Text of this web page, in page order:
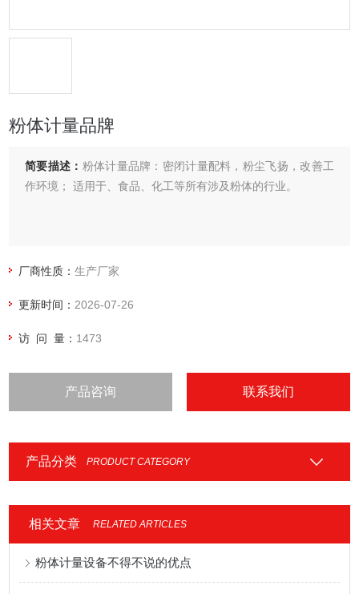
粉体计量品牌
简要描述： 粉体计量品牌：密闭计量配料，粉尘飞扬，改善工
作环境； 适用于、食品、化工等所有涉及粉体的行业。
厂商性质：生产厂家
更新时间： 2026-07-26
访 问 量： 1473
产品咨询 联系我们
产品分类 PRODUCT CATEGORY
相关文章 RELATED ARTICLES
粉体计量设备不得不说的优点